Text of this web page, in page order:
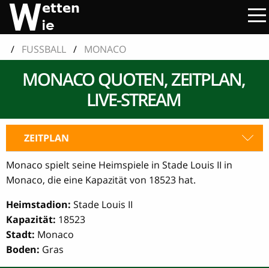
/ FUSSBALL / MONACO
MONACO QUOTEN, ZEITPLAN,
LIVE-STREAM
ZEITPLAN
Monaco spielt seine Heimspiele in Stade Louis II in
Monaco, die eine Kapazität von 18523 hat.
Heimstadion: Stade Louis II
Kapazität: 18523
Stadt: Monaco
Boden: Gras